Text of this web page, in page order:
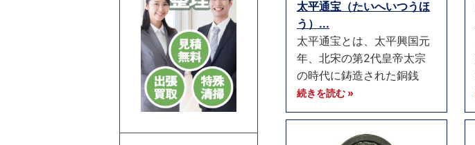
太平通宝（たいへいつうほ
う）...
太平通宝とは、太平興国元
年、北宋の第2代皇帝太宗
の時代に鋳造された銅銭
続きを読む »